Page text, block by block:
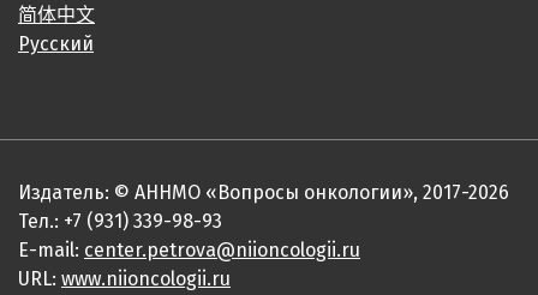
简体中文
Русский
Издатель: © АННМО «Вопросы онкологии», 2017-2026
Тел.: +7 (931) 339-98-93
E-mail: center.petrova@niioncologii.ru
URL: www.niioncologii.ru